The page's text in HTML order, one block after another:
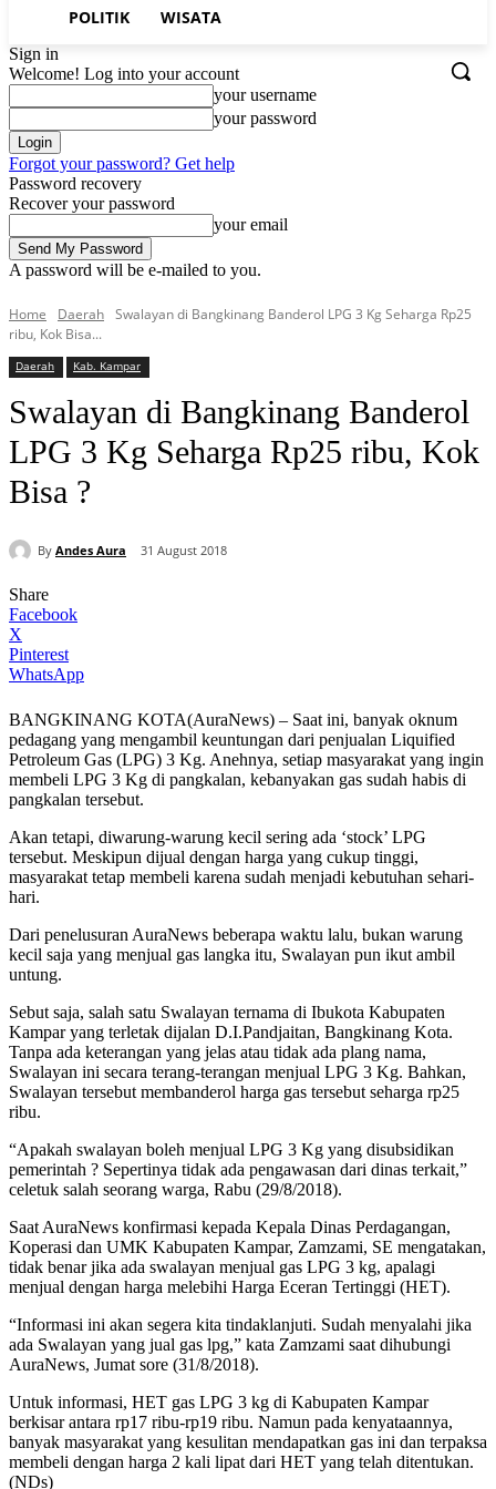
POLITIK WISATA
Sign in
Welcome! Log into your account
your username
your password
Forgot your password? Get help
Password recovery
Recover your password
your email
A password will be e-mailed to you.
Home Daerah Swalayan di Bangkinang Banderol LPG 3 Kg Seharga Rp25
ribu, Kok Bisa...
Daerah Kab. Kampar
Swalayan di Bangkinang Banderol
LPG 3 Kg Seharga Rp25 ribu, Kok
Bisa ?
By Andes Aura 31 August 2018
Share
Facebook
X
Pinterest
WhatsApp
BANGKINANG KOTA(AuraNews) – Saat ini, banyak oknum
pedagang yang mengambil keuntungan dari penjualan Liquified
Petroleum Gas (LPG) 3 Kg. Anehnya, setiap masyarakat yang ingin
membeli LPG 3 Kg di pangkalan, kebanyakan gas sudah habis di
pangkalan tersebut.
Akan tetapi, diwarung-warung kecil sering ada ‘stock’ LPG
tersebut. Meskipun dijual dengan harga yang cukup tinggi,
masyarakat tetap membeli karena sudah menjadi kebutuhan sehari-
hari.
Dari penelusuran AuraNews beberapa waktu lalu, bukan warung
kecil saja yang menjual gas langka itu, Swalayan pun ikut ambil
untung.
Sebut saja, salah satu Swalayan ternama di Ibukota Kabupaten
Kampar yang terletak dijalan D.I.Pandjaitan, Bangkinang Kota.
Tanpa ada keterangan yang jelas atau tidak ada plang nama,
Swalayan ini secara terang-terangan menjual LPG 3 Kg. Bahkan,
Swalayan tersebut membanderol harga gas tersebut seharga rp25
ribu.
“Apakah swalayan boleh menjual LPG 3 Kg yang disubsidikan
pemerintah ? Sepertinya tidak ada pengawasan dari dinas terkait,”
celetuk salah seorang warga, Rabu (29/8/2018).
Saat AuraNews konfirmasi kepada Kepala Dinas Perdagangan,
Koperasi dan UMK Kabupaten Kampar, Zamzami, SE mengatakan,
tidak benar jika ada swalayan menjual gas LPG 3 kg, apalagi
menjual dengan harga melebihi Harga Eceran Tertinggi (HET).
“Informasi ini akan segera kita tindaklanjuti. Sudah menyalahi jika
ada Swalayan yang jual gas lpg,” kata Zamzami saat dihubungi
AuraNews, Jumat sore (31/8/2018).
Untuk informasi, HET gas LPG 3 kg di Kabupaten Kampar
berkisar antara rp17 ribu-rp19 ribu. Namun pada kenyataannya,
banyak masyarakat yang kesulitan mendapatkan gas ini dan terpaksa
membeli dengan harga 2 kali lipat dari HET yang telah ditentukan.
(NDs)